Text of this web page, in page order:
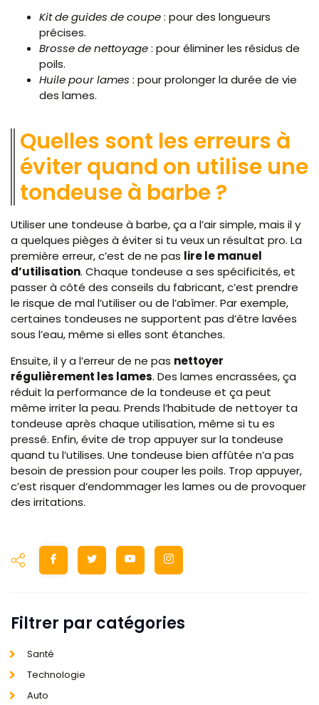
Kit de guides de coupe: pour des longueurs
précises.
Brosse de nettoyage: pour éliminer les résidus de
poils.
Huile pour lames : pour prolonger la durée de vie
des lames.
Quelles sont les erreurs à
éviter quand on utilise une
tondeuse à barbe ?
Utiliser une tondeuse à barbe, ça a l’air simple, mais il y
a quelques pièges à éviter si tu veux un résultat pro. La
première erreur, c’est de ne pas lire le manuel
d’utilisation. Chaque tondeuse a ses spécificités, et
passer à côté des conseils du fabricant, c’est prendre
le risque de mal l’utiliser ou de l’abîmer. Par exemple,
certaines tondeuses ne supportent pas d’être lavées
sous l’eau, même si elles sont étanches.
Ensuite, il y a l’erreur de ne pas nettoyer
régulièrement les lames. Des lames encrassées, ça
réduit la performance de la tondeuse et ça peut
même irriter la peau. Prends l’habitude de nettoyer ta
tondeuse après chaque utilisation, même si tu es
pressé. Enfin, évite de trop appuyer sur la tondeuse
quand tu l’utilises. Une tondeuse bien affûtée n’a pas
besoin de pression pour couper les poils. Trop appuyer,
c’est risquer d’endommager les lames ou de provoquer
des irritations.
Filtrer par catégories
Santé
Technologie
Auto